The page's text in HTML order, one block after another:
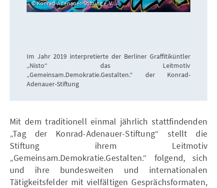
Konrad-Adenauer-Stiftung e. V.
Im Jahr 2019 interpretierte der Berliner Graffitiküntler
„Nisto“ das Leitmotiv
„Gemeinsam.Demokratie.Gestalten.“ der Konrad-
Adenauer-Stiftung
Mit dem traditionell einmal jährlich stattfindenden
„Tag der Konrad-Adenauer-Stiftung“ stellt die
Stiftung ihrem Leitmotiv
„Gemeinsam.Demokratie.Gestalten.“ folgend, sich
und ihre bundesweiten und internationalen
Tätigkeitsfelder mit vielfältigen Gesprächsformaten,